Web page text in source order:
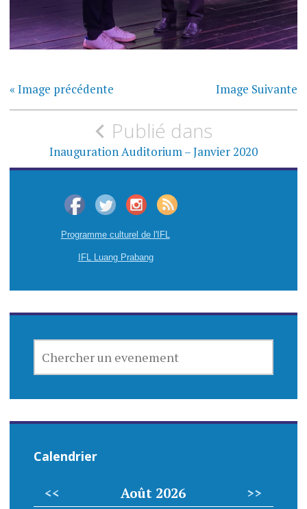
« Image précédente Image Suivante
v
t
i
d
e
Publié dans
Inauguration Auditorium – Janvier 2020
Programme culturel de l'IFL
IFL Luang Prabang
UN
Calendrier
<< Août 2026 >>